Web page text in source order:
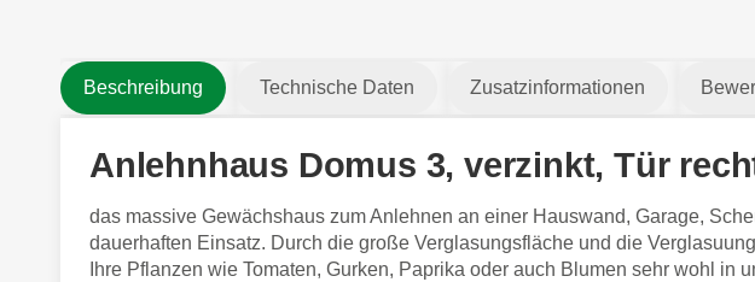
Beschreibung Technische Daten Zusatzinformationen
Anlehnhaus Domus 3, verzinkt, Tür
das massive Gewächshaus zum Anlehnen an einer Hauswand, Garage,
dauerhaften Einsatz. Durch die große Verglasungsfläche und die
Ihre Pflanzen wie Tomaten, Gurken, Paprika oder auch Blumen sehr wohl in